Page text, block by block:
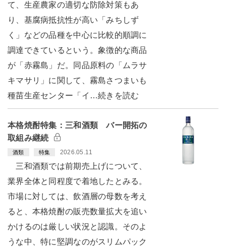
て、生産農家の適切な防除対策もあ
り、基腐病抵抗性が高い「みちしず
く」などの品種を中心に比較的順調に
調達できているという。象徴的な商品
が「赤霧島」だ。同品原料の「ムラサ
キマサリ」に関して、霧島さつまいも
種苗生産センター「イ…続きを読む
本格焼酎特集：三和酒類 バー開拓の
取組み継続
酒類 特集 2026.05.11
三和酒類では前期売上げについて、
業界全体と同程度で着地したとみる。
市場に対しては、飲酒層の母数を考え
ると、本格焼酎の販売数量拡大を追い
かけるのは厳しい状況と認識。そのよ
うな中、特に堅調なのがスリムパック